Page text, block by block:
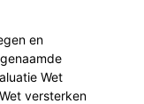
en
Wet
versterken